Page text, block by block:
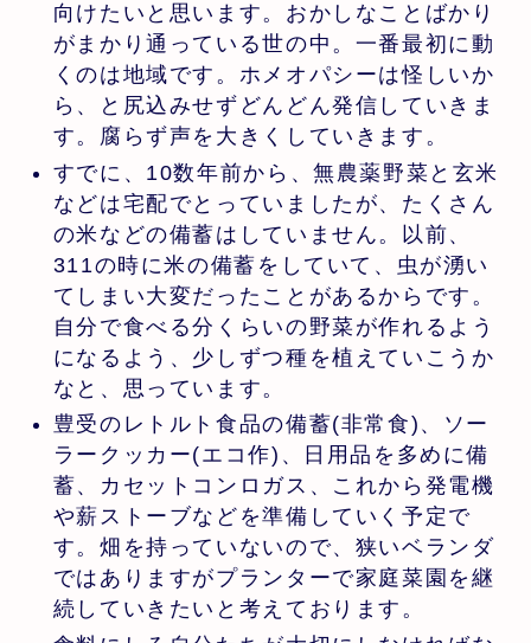
向けたいと思います。おかしなことばかり
がまかり通っている世の中。一番最初に動
くのは地域です。ホメオパシーは怪しいか
ら、と尻込みせずどんどん発信していきま
す。腐らず声を大きくしていきます。
すでに、10数年前から、無農薬野菜と玄米
などは宅配でとっていましたが、たくさん
の米などの備蓄はしていません。以前、
311の時に米の備蓄をしていて、虫が湧い
てしまい大変だったことがあるからです。
自分で食べる分くらいの野菜が作れるよう
になるよう、少しずつ種を植えていこうか
なと、思っています。
豊受のレトルト食品の備蓄(非常食)、ソー
ラークッカー(エコ作)、日用品を多めに備
蓄、カセットコンロガス、これから発電機
や薪ストーブなどを準備していく予定で
す。畑を持っていないので、狭いベランダ
ではありますがプランターで家庭菜園を継
続していきたいと考えております。